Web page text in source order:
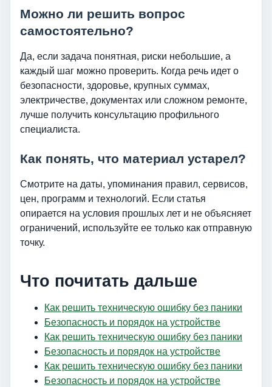
Можно ли решить вопрос
самостоятельно?
Да, если задача понятная, риски небольшие, а
каждый шаг можно проверить. Когда речь идет о
безопасности, здоровье, крупных суммах,
электричестве, документах или сложном ремонте,
лучше получить консультацию профильного
специалиста.
Как понять, что материал устарел?
Смотрите на даты, упоминания правил, сервисов,
цен, программ и технологий. Если статья
опирается на условия прошлых лет и не объясняет
ограничений, используйте ее только как отправную
точку.
Что почитать дальше
Как решить техническую ошибку без паники
Безопасность и порядок на устройстве
Как решить техническую ошибку без паники
Безопасность и порядок на устройстве
Как решить техническую ошибку без паники
Безопасность и порядок на устройстве